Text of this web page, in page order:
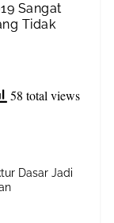
Sangat
Tidak
58 total views
Dasar Jadi